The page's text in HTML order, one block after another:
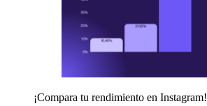
¡Compara tu rendimiento en Instagram!